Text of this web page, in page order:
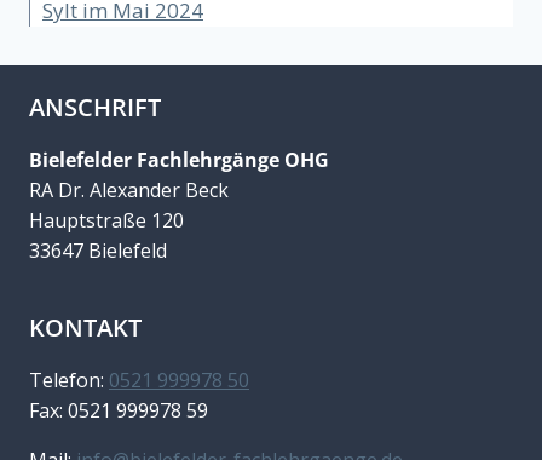
Sylt im Mai 2024
ANSCHRIFT
Bielefelder Fachlehrgänge OHG
RA Dr. Alexander Beck
Hauptstraße 120
33647 Bielefeld
KONTAKT
Telefon: 0521 999978 50
Fax: 0521 999978 59